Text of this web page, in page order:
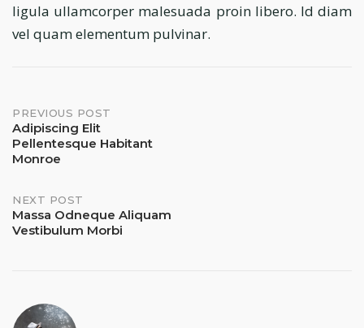
ligula ullamcorper malesuada proin libero. Id diam
vel quam elementum pulvinar.
Post
navigation
PREVIOUS POST
Adipiscing Elit
Pellentesque Habitant
Monroe
NEXT POST
Massa Odneque Aliquam
Vestibulum Morbi